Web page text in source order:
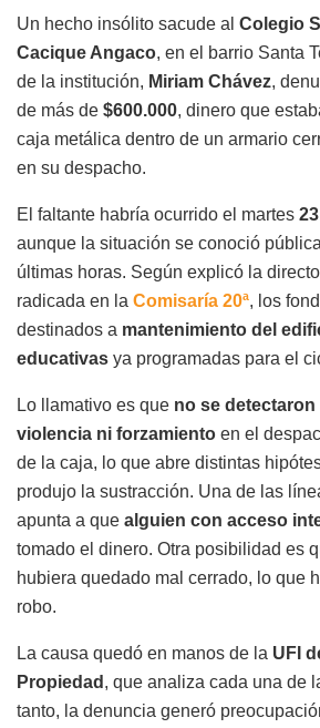
Un hecho insólito sacude al Colegio
Cacique Angaco, en el barrio Santa
de la institución, Miriam Chávez,
de más de $600.000, dinero que
caja metálica dentro de un armario
en su despacho.
El faltante habría ocurrido el martes
aunque la situación se conoció
últimas horas. Según explicó la
radicada en la Comisaría 20ª, los
destinados a mantenimiento del
educativas ya programadas para el
Lo llamativo es que no se
violencia ni forzamiento en el
de la caja, lo que abre distintas
produjo la sustracción. Una de las
apunta a que alguien con acceso
tomado el dinero. Otra posibilidad es
hubiera quedado mal cerrado, lo que
robo.
La causa quedó en manos de la UFI
Propiedad , que analiza cada una de
tanto, la denuncia generó